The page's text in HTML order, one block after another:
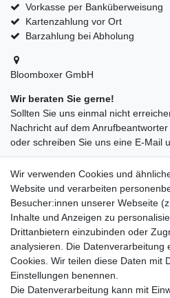
Vorkasse per Banküberweisung
Kartenzahlung vor Ort
Barzahlung bei Abholung
Bloomboxer GmbH
Wir beraten Sie gerne!
Sollten Sie uns einmal nicht
Nachricht auf dem Anrufbeantworter
oder schreiben Sie uns eine E-Mail
info@bloomboxer.net
Montag bis Freitag 08:30-13:00
IHRE E-MAIL ADRESSE
Wir verwenden Cookies und
Website und verarbeiten
Besucher:innen unserer Webseite
Inhalte und Anzeigen zu
Drittanbietern einzubinden oder
analysieren. Die Datenverarbeitung
Cookies. Wir teilen diese Daten mit
Einstellungen benennen.
Die Datenverarbeitung kann mit